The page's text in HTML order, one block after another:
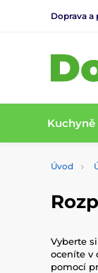
Doprava a
Kuchyně
Úvod
Vyberte
oceníte v
pomocí